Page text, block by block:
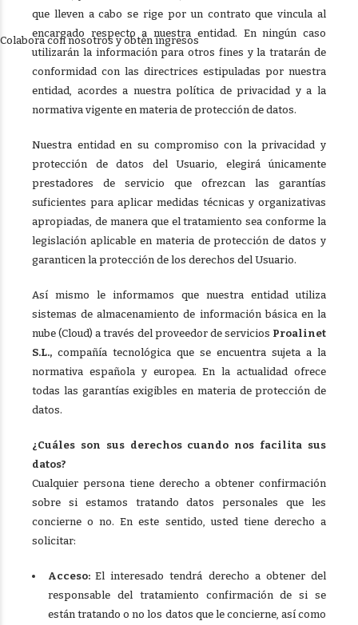
que lleven a cabo se rige por un contrato que vincula al
encargado respecto a nuestra entidad. En ningún caso
utilizarán la información para otros fines y la tratarán de
conformidad con las directrices estipuladas por nuestra
entidad, acordes a nuestra política de privacidad y a la
normativa vigente en materia de protección de datos.
Nuestra entidad en su compromiso con la privacidad y
protección de datos del Usuario, elegirá únicamente
prestadores de servicio que ofrezcan las garantías
suficientes para aplicar medidas técnicas y organizativas
apropiadas, de manera que el tratamiento sea conforme la
legislación aplicable en materia de protección de datos y
garanticen la protección de los derechos del Usuario.
Así mismo le informamos que nuestra entidad utiliza
sistemas de almacenamiento de información básica en la
nube (Cloud) a través del proveedor de servicios Proalinet
S.L., compañía tecnológica que se encuentra sujeta a la
normativa española y europea. En la actualidad ofrece
todas las garantías exigibles en materia de protección de
datos.
¿Cuáles son sus derechos cuando nos facilita sus
datos?
Cualquier persona tiene derecho a obtener confirmación
sobre si estamos tratando datos personales que les
concierne o no. En este sentido, usted tiene derecho a
solicitar:
Acceso:El interesado tendrá derecho a obtener del
responsable del tratamiento confirmación de si se
están tratando o no los datos que le concierne, así como
Colabora con nosotros y obtén ingresos